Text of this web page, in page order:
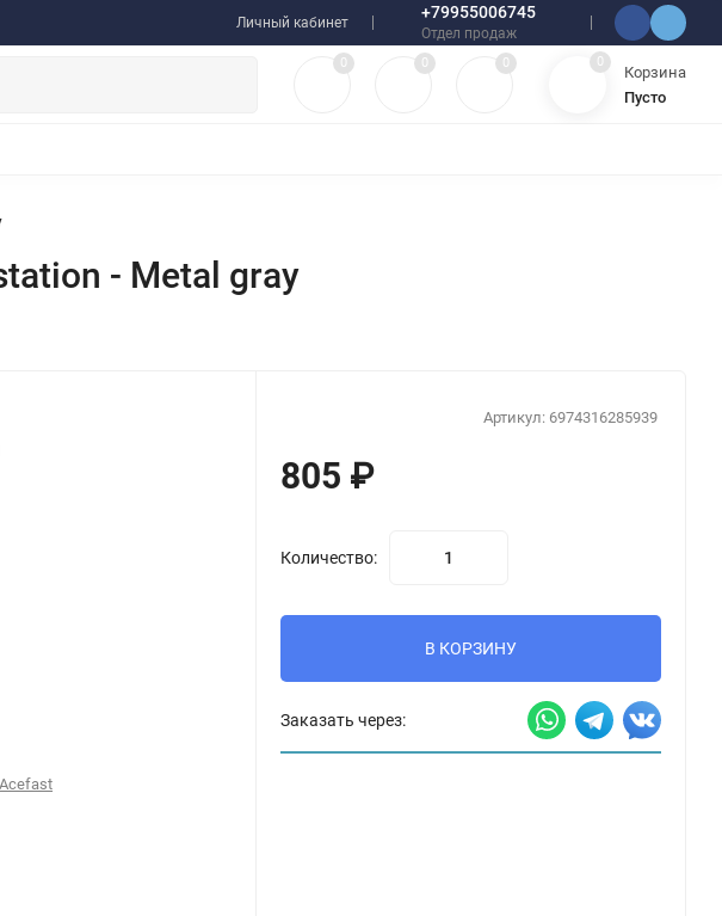
Личный кабинет
+79955006745
Отдел продаж
0 0 0 0
Корзина
Пусто
- Metal gray
Артикул: 6974316285939
805 ₽
Количество:
В КОРЗИНУ
Заказать через: